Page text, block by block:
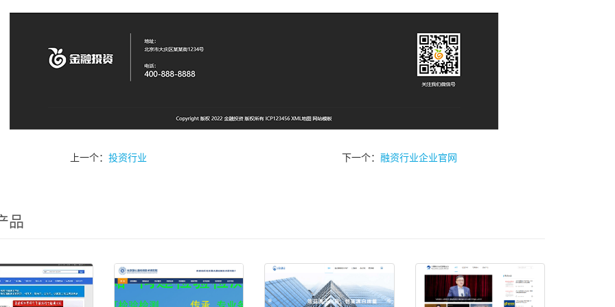
上一个：投资行业 下一个：融资行业企业官网
品